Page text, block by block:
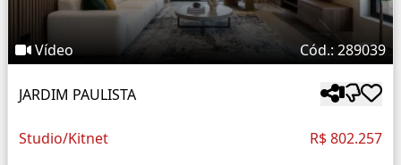
Vídeo Cód.: 289039
JARDIM PAULISTA
Studio/Kitnet R$ 802.257